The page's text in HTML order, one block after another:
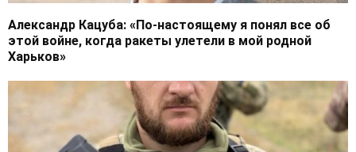
Александр Кацуба: «По-настоящему я понял все об
этой войне, когда ракеты улетели в мой родной
Харьков»